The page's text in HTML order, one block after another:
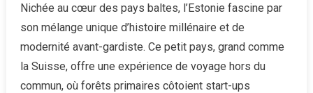
:
joyau
Nichée au cœur des pays baltes, l’Estonie fascine par
son mélange unique d’histoire millénaire et de
modernité avant-gardiste. Ce petit pays, grand comme
la Suisse, offre une expérience de voyage hors du
commun, où forêts primaires côtoient start-ups